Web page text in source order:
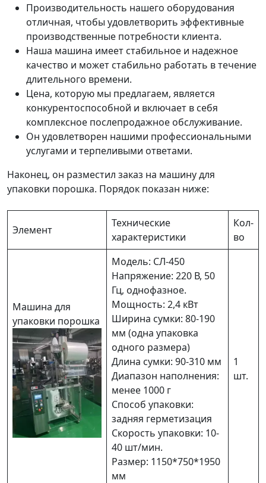
Производительность нашего оборудования
отличная, чтобы удовлетворить эффективные
производственные потребности клиента.
Наша машина имеет стабильное и надежное
качество и может стабильно работать в течение
длительного времени.
Цена, которую мы предлагаем, является
конкурентоспособной и включает в себя
комплексное послепродажное обслуживание.
Он удовлетворен нашими профессиональными
услугами и терпеливыми ответами.
Наконец, он разместил заказ на машину для
упаковки порошка. Порядок показан ниже:
Элемент
Технические
характеристики
Кол-
во
Машина для
упаковки порошка
Модель: СЛ-450
Напряжение: 220 В, 50
Гц, однофазное.
Мощность: 2,4 кВт
Ширина сумки: 80-190
мм (одна упаковка
одного размера)
Длина сумки: 90-310 мм
Диапазон наполнения:
менее 1000 г
Способ упаковки:
задняя герметизация
Скорость упаковки: 10-
40 шт/мин.
Размер: 1150*750*1950
мм
1
шт.